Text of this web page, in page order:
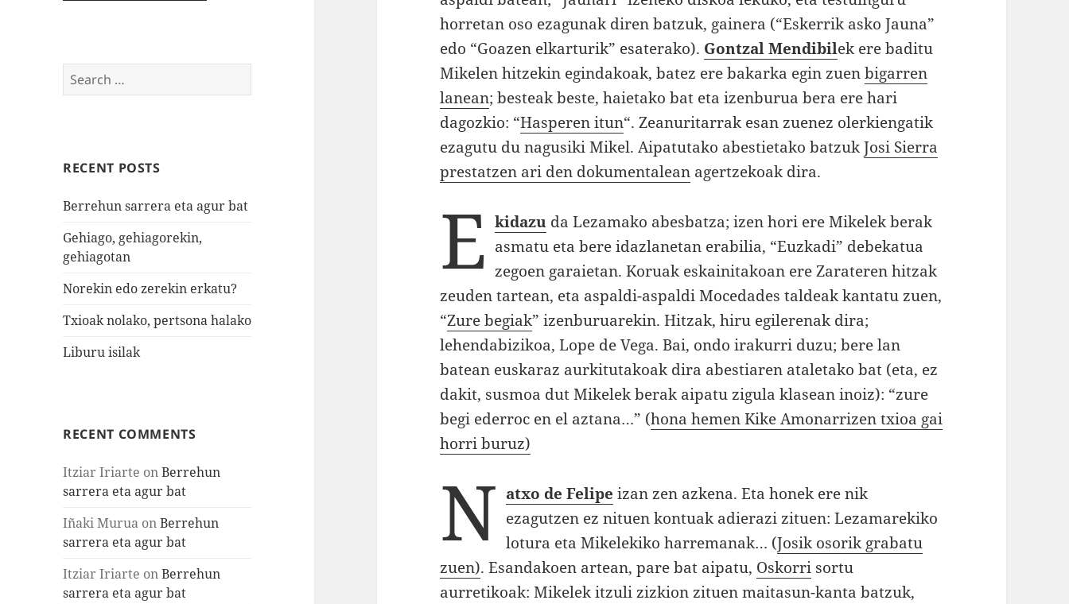
Search
for:
RECENT POSTS
Berrehun sarrera eta agur bat
Gehiago, gehiagorekin,
gehiagotan
Norekin edo zerekin erkatu?
Txioak nolako, pertsona halako
Liburu isilak
RECENT COMMENTS
Itziar Iriarte onBerrehun
sarrera eta agur bat
Iñaki Murua onBerrehun
sarrera eta agur bat
Itziar Iriarte onBerrehun
sarrera eta agur bat
horretan oso ezagunak diren batzuk, gainera (“Eskerrik asko Jauna”
edo “Goazen elkarturik” esaterako). Gontzal Mendibilek ere baditu
Mikelen hitzekin egindakoak, batez ere bakarka egin zuenbigarren
lanean; besteak beste, haietako bat eta izenburua bera ere hari
dagozkio: “Hasperen itun“. Zeanuritarrak esan zuenez olerkiengatik
ezagutu du nagusiki Mikel. Aipatutako abestietako batzukJosi Sierra
prestatzen ari den dokumentalean agertzekoak dira.
E kidazuda Lezamako abesbatza; izen hori ere Mikelek berak
asmatu eta bere idazlanetan erabilia, “Euzkadi” debekatua
zegoen garaietan. Koruak eskainitakoan ere Zarateren hitzak
zeuden tartean, eta aspaldi-aspaldi Mocedades taldeak kantatu zuen,
“Zure begiak” izenburuarekin. Hitzak, hiru egilerenak dira;
lehendabizikoa, Lope de Vega. Bai, ondo irakurri duzu; bere lan
batean euskaraz aurkitutakoak dira abestiaren ataletako bat (eta, ez
dakit, susmoa dut Mikelek berak aipatu zigula klasean inoiz): “zure
begi ederroc en el aztana…” (hona hemen Kike Amonarrizen txioa gai
horri buruz)
N atxo de Felipe izan zen azkena. Eta honek ere nik
ezagutzen ez nituen kontuak adierazi zituen: Lezamarekiko
lotura eta Mikelekiko harremanak… (Josik osorik grabatu
zuen). Esandakoen artean, pare bat aipatu, Oskorri sortu
aurretikoak: Mikelek itzuli zizkion zituen maitasun-kanta batzuk,